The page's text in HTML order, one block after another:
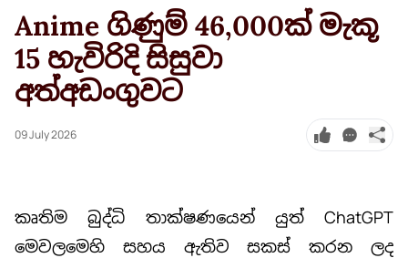
Anime ගිණුම් 46,000ක් මැකූ
15 හැවිරිදි සිසුවා
අත්අඩංගුවට
09 July 2026
කෘතිම බුද්ධි තාක්ෂණයෙන් යුත් ChatGPT
මෙවලමෙහි සහය ඇතිව සකස් කරන ලද